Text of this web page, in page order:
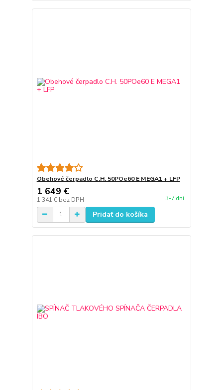
Obehové čerpadlo C.H. 50POe60 E MEGA1 + LFP
1 649 €
1 341 € bez DPH 3-7 dní
Pridať do košíka